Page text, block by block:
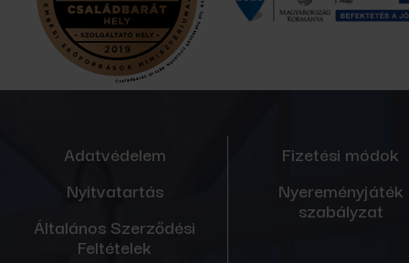
Adatvédelem
Nyitvatartás
Általános Szerződési
Feltételek
Fizetési módok
Nyereményjáték
szabályzat